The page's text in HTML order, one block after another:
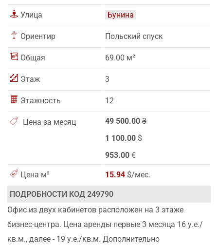
Улица Бунина
Ориентир Польский спуск
Общая 69.00 м²
Этаж 3
Этажность 12
Цена за месяц 49 500.00 ₴
1 100.00 $
953.00 €
Цена м² 15.94 $/мес.
ПОДРОБНОСТИ КОД 249790
Офис из двух кабинетов расположен на 3 этаже
бизнес-центра. Цена аренды первые 3 месяца 16 у.е./
кв.м., далее - 19 у.е./кв.м. Дополнительно